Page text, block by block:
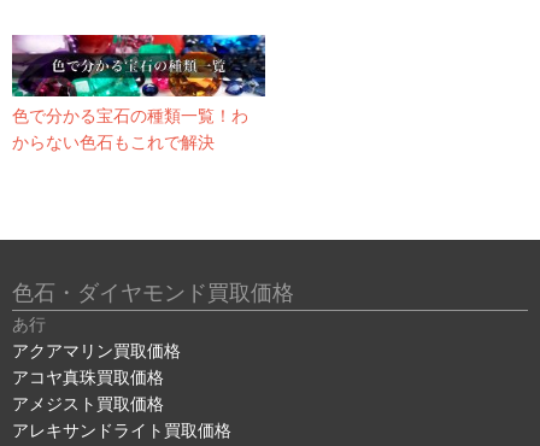
色で分かる宝石の種類一覧！わ
からない色石もこれで解決
色石・ダイヤモンド買取価格
あ行
アクアマリン買取価格
アコヤ真珠買取価格
アメジスト買取価格
アレキサンドライト買取価格